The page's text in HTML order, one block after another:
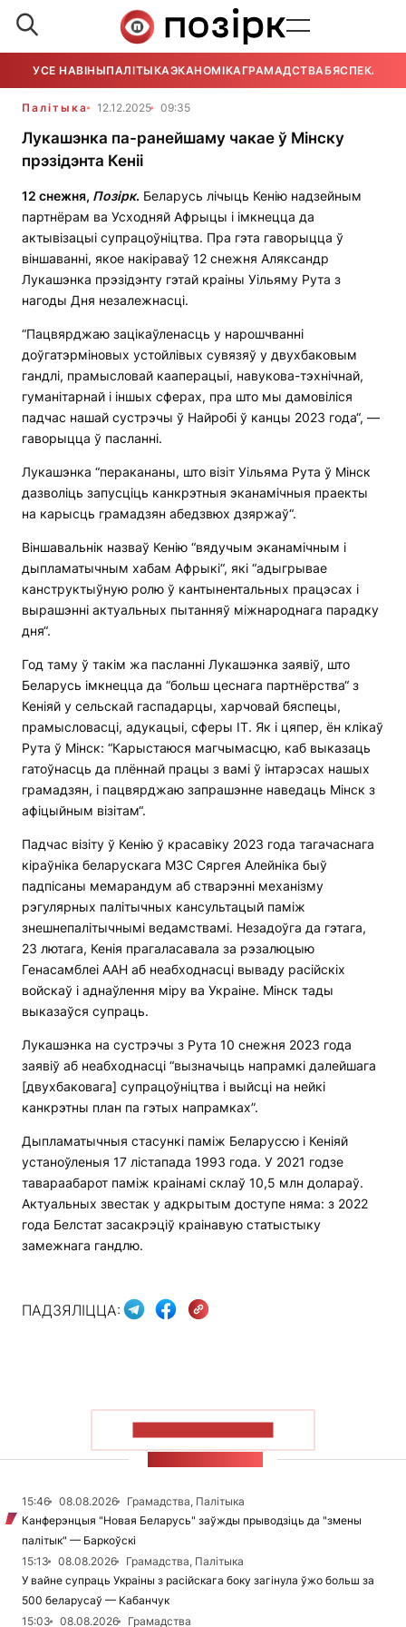
УСЕ НАВІНЫПАЛІТЫКАЭКАНОМІКАГРАМАДСТВАБЯСПЕКА
Палітыка 12.12.2025 09:35
Лукашэнка па-ранейшаму чакае ў Мінску
прэзідэнта Кеніі
12 снежня, Позірк. Беларусь лічыць Кенію надзейным
партнёрам ва Усходняй Афрыцы і імкнецца да
актывізацыі супрацоўніцтва. Пра гэта гаворыцца ў
віншаванні, якое накіраваў 12 снежня Аляксандр
Лукашэнка прэзідэнту гэтай краіны Уільяму Рута з
нагоды Дня незалежнасці.
“Пацвярджаю зацікаўленасць у нарошчванні
доўгатэрміновых устойлівых сувязяў у двухбаковым
гандлі, прамысловай кааперацыі, навукова-тэхнічнай,
гуманітарнай і іншых сферах, пра што мы дамовіліся
падчас нашай сустрэчы ў Найробі ў канцы 2023 года“, —
гаворыцца ў пасланні.
Лукашэнка “перакананы, што візіт Уільяма Рута ў Мінск
дазволіць запусціць канкрэтныя эканамічныя праекты
на карысць грамадзян абедзвюх дзяржаў“.
Віншавальнік назваў Кенію “вядучым эканамічным і
дыпламатычным хабам Афрыкі“, які “адыгрывае
канструктыўную ролю ў кантынентальных працэсах і
вырашэнні актуальных пытанняў міжнароднага парадку
дня“.
Год таму ў такім жа пасланні Лукашэнка заявіў, што
Беларусь імкнецца да “больш цеснага партнёрства“ з
Кеніяй у сельскай гаспадарцы, харчовай бяспецы,
прамысловасці, адукацыі, сферы ІТ. Як і цяпер, ён клікаў
Рута ў Мінск: “Карыстаюся магчымасцю, каб выказаць
гатоўнасць да плённай працы з вамі ў інтарэсах нашых
грамадзян, і пацвярджаю запрашэнне наведаць Мінск з
афіцыйным візітам“.
Падчас візіту ў Кенію ў красавіку 2023 года тагачаснага
кіраўніка беларускага МЗС Сяргея Алейніка быў
падпісаны мемарандум аб стварэнні механізму
рэгулярных палітычных кансультацый паміж
знешнепалітычнымі ведамствамі. Незадоўга да гэтага,
23 лютага, Кенія прагаласавала за рэзалюцыю
Генасамблеі ААН аб неабходнасці вываду расійскіх
войскаў і аднаўлення міру ва Украіне. Мінск тады
выказаўся супраць.
Лукашэнка на сустрэчы з Рута 10 снежня 2023 года
заявіў аб неабходнасці “вызначыць напрамкі далейшага
[двухбаковага] супрацоўніцтва і выйсці на нейкі
канкрэтны план па гэтых напрамках”.
Дыпламатычныя стасункі паміж Беларуссю і Кеніяй
устаноўленыя 17 лістапада 1993 года. У 2021 годзе
тавараабарот паміж краінамі склаў 10,5 млн долараў.
Актуальных звестак у адкрытым доступе няма: з 2022
года Белстат засакрэціў краінавую статыстыку
замежнага гандлю.
ПАДЗЯЛІЦЦА:
15:46 08.08.2026
Грамадства, Палітыка
Канферэнцыя "Новая Беларусь" заўжды прыводзіць да "змены
палітык" — Баркоўскі
15:13
08.08.2026
Грамадства, Палітыка
У вайне супраць Украіны з расійскага боку загінула ўжо больш за
500 беларусаў — Кабанчук
15:03
08.08.2026 Грамадства